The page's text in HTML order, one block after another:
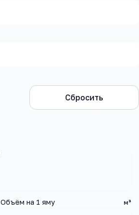
Сбросить
Объём на 1 яму м³